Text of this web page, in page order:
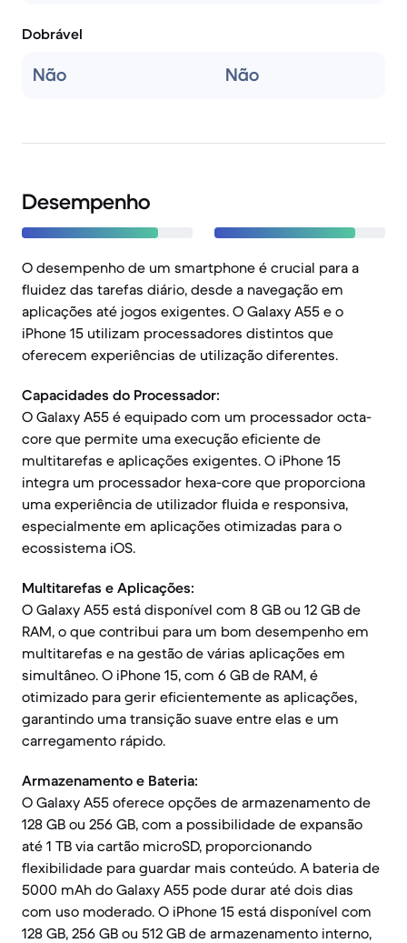
Dobrável
Não Não
Desempenho
O desempenho de um smartphone é crucial para a
fluidez das tarefas diário, desde a navegação em
aplicações até jogos exigentes. O Galaxy A55 e o
iPhone 15 utilizam processadores distintos que
oferecem experiências de utilização diferentes.
Capacidades do Processador:
O Galaxy A55 é equipado com um processador octa-
core que permite uma execução eficiente de
multitarefas e aplicações exigentes. O iPhone 15
integra um processador hexa-core que proporciona
uma experiência de utilizador fluida e responsiva,
especialmente em aplicações otimizadas para o
ecossistema iOS.
Multitarefas e Aplicações:
O Galaxy A55 está disponível com 8 GB ou 12 GB de
RAM, o que contribui para um bom desempenho em
multitarefas e na gestão de várias aplicações em
simultâneo. O iPhone 15, com 6 GB de RAM, é
otimizado para gerir eficientemente as aplicações,
garantindo uma transição suave entre elas e um
carregamento rápido.
Armazenamento e Bateria:
O Galaxy A55 oferece opções de armazenamento de
128 GB ou 256 GB, com a possibilidade de expansão
até 1 TB via cartão microSD, proporcionando
flexibilidade para guardar mais conteúdo. A bateria de
5000 mAh do Galaxy A55 pode durar até dois dias
com uso moderado. O iPhone 15 está disponível com
128 GB, 256 GB ou 512 GB de armazenamento interno,